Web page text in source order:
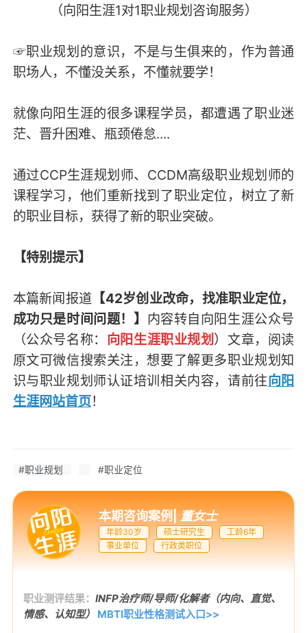
（向阳生涯1对1职业规划咨询服务）
☞职业规划的意识，不是与生俱来的，作为普通
职场人，不懂没关系，不懂就要学！
就像向阳生涯的很多课程学员，都遭遇了职业迷
茫、晋升困难、瓶颈倦怠....
通过CCP生涯规划师、CCDM高级职业规划师的
课程学习，他们重新找到了职业定位，树立了新
的职业目标，获得了新的职业突破。
【特别提示】
本篇新闻报道 【42岁创业改命，找准职业定位，
成功只是时间问题！】
内容转自向阳生涯公众号
（公众号名称： 向阳生涯职业规划） 文章，阅读
原文可微信搜索关注，想要了解更多职业规划知
识与职业规划师认证培训相关内容，请前往向阳
生涯网站首页！
#职业规划 #职业定位
本期咨询案例 董女士
年龄30岁 硕士研究生
工龄6年
事业单位
行政类职位
职业测评结果： INFP治疗师/导师/化解者（内向、直觉、
情感、认知型）
MBTI职业性格测试入口>>